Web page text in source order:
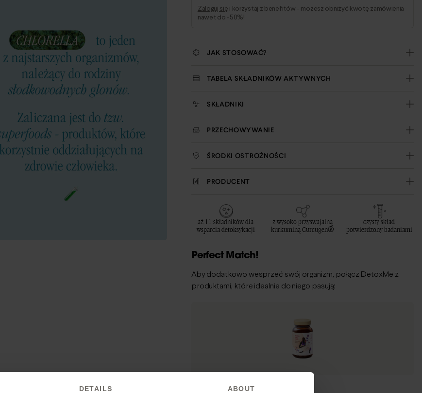
DETAILS ABOUT
Zaloguj się i korzystaj z benefitów - możesz obniżyć kwotę zamówienia
nawet do -50%!
JAK STOSOWAĆ?
TABELA SKŁADNIKÓW AKTYWNYCH
SKŁADNIKI
PRZECHOWYWANIE
ŚRODKI OSTROŻNOŚCI
PRODUCENT
aż 11 składników dla
wsparcia detoksykacji
z wysoko przyswajalną
kurkuminą Curcugen®
czysty skład
potwierdzony badaniami
Perfect Match!
Aby dodatkowo wesprzeć swój organizm, połącz DetoxMe z
produktami, które idealnie do niego pasują:
Maślan Sodu FORTE (60 kapsułek)